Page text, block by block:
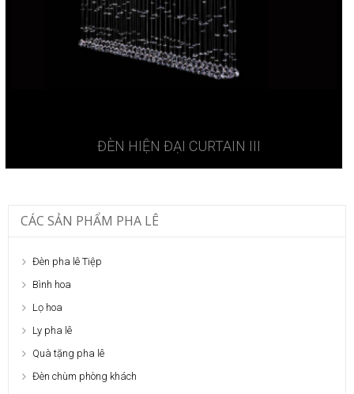
ĐÈN HIỆN ĐẠI CURTAIN III
CÁC SẢN PHẨM PHA LÊ
Đèn pha lê Tiệp
Bình hoa
Lọ hoa
Ly pha lê
Quà tặng pha lê
Đèn chùm phòng khách